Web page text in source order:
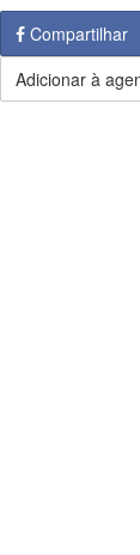
Compartilhar
Adicionar à